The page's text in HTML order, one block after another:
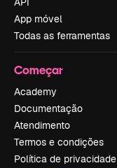
App móvel
Todas as ferramentas
Começar
Academy
Documentação
Atendimento
Termos e condições
Política de privacidade